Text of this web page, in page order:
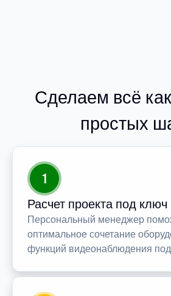
Сделаем всё
простых
1
Расчет проекта под ключ
Персональный менеджер
оптимальное сочетание
функций видеонаблюдения